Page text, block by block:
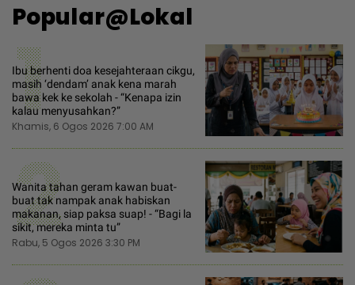
Popular@Lokal
1
Ibu berhenti doa kesejahteraan cikgu,
masih ‘dendam’ anak kena marah
bawa kek ke sekolah - “Kenapa izin
kalau menyusahkan?”
Khamis, 6 Ogos 2026 7:00 AM
2
Wanita tahan geram kawan buat-
buat tak nampak anak habiskan
makanan, siap paksa suap! - “Bagi la
sikit, mereka minta tu”
Rabu, 5 Ogos 2026 3:30 PM